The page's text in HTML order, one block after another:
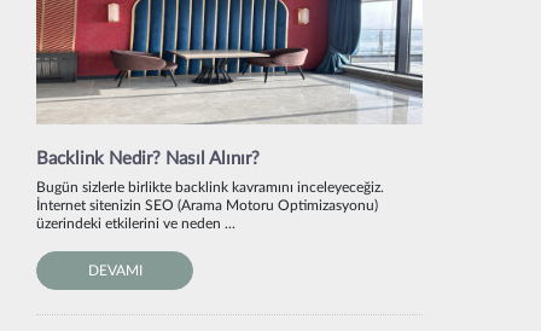
Backlink Nedir? Nasıl Alınır?
Bugün sizlerle birlikte backlink kavramını inceleyeceğiz.
İnternet sitenizin SEO (Arama Motoru Optimizasyonu)
üzerindeki etkilerini ve neden ...
DEVAMI